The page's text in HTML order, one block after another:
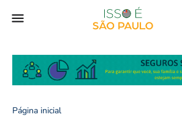
Página inicial